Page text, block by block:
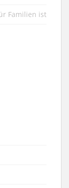
Familien ist